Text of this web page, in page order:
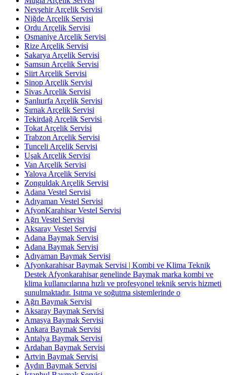
Nevşehir Arçelik Servisi
Niğde Arçelik Servisi
Ordu Arçelik Servisi
Osmaniye Arçelik Servisi
Rize Arçelik Servisi
Sakarya Arçelik Servisi
Samsun Arçelik Servisi
Siirt Arçelik Servisi
Sinop Arçelik Servisi
Sivas Arçelik Servisi
Şanlıurfa Arçelik Servisi
Şırnak Arçelik Servisi
Tekirdağ Arçelik Servisi
Tokat Arçelik Servisi
Trabzon Arçelik Servisi
Tunceli Arçelik Servisi
Uşak Arçelik Servisi
Van Arçelik Servisi
Yalova Arçelik Servisi
Zonguldak Arçelik Servisi
Adana Vestel Servisi
Adıyaman Vestel Servisi
AfyonKarahisar Vestel Servisi
Ağrı Vestel Servisi
Aksaray Vestel Servisi
Adana Baymak Servisi
Adana Baymak Servisi
Adıyaman Baymak Servisi
Afyonkarahisar Baymak Servisi | Kombi ve Klima Teknik
Destek Afyonkarahisar genelinde Baymak marka kombi ve
klima kullanıcılarına hızlı ve profesyonel teknik servis hizmeti
sunulmaktadır. Isıtma ve soğutma sistemlerinde o
Ağrı Baymak Servisi
Aksaray Baymak Servisi
Amasya Baymak Servisi
Ankara Baymak Servisi
Antalya Baymak Servisi
Ardahan Baymak Servisi
Artvin Baymak Servisi
Aydın Baymak Servisi